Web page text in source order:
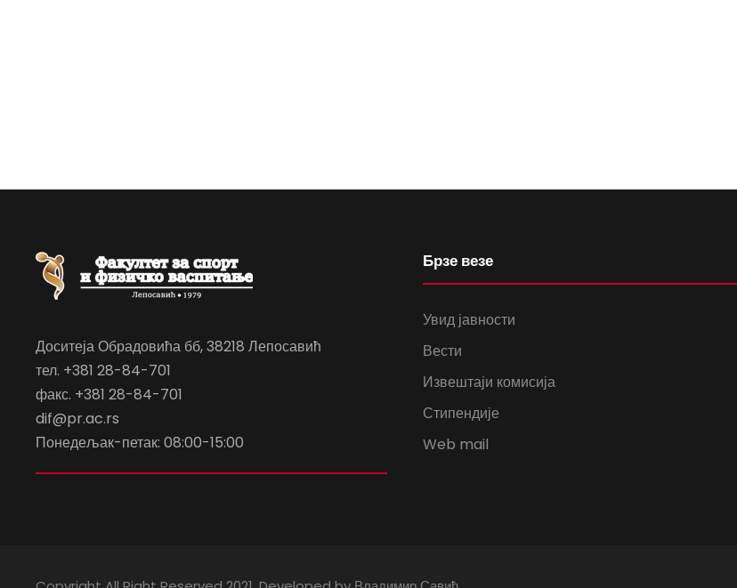
Доситеја Обрадовића бб, 38218 Лепосавић
тел. +381 28-84-701
факс. +381 28-84-701
dif@pr.ac.rs
Понедељак-петак: 08:00-15:00
Брзе везе
Увид јавности
Вести
Извештаји комисија
Стипендије
Web mail